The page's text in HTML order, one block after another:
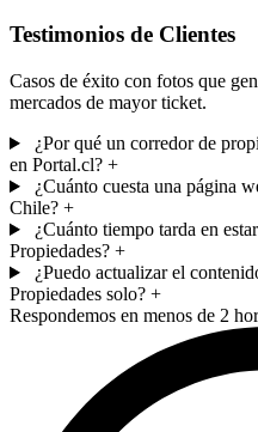
Testimonios de Clientes
Casos de éxito con fotos que
mercados de mayor ticket.
¿Por qué un corredor de
en Portal.cl? +
¿Cuánto cuesta una página
Chile? +
¿Cuánto tiempo tarda en
Propiedades? +
¿Puedo actualizar el
Propiedades solo? +
Respondemos en menos de 2